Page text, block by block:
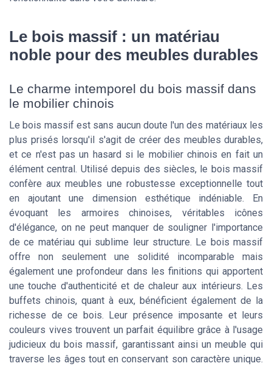
Le bois massif : un matériau
noble pour des meubles durables
Le charme intemporel du bois massif dans
le mobilier chinois
Le bois massif est sans aucun doute l'un des matériaux les
plus prisés lorsqu'il s'agit de créer des meubles durables,
et ce n'est pas un hasard si le mobilier chinois en fait un
élément central. Utilisé depuis des siècles, le bois massif
confère aux meubles une robustesse exceptionnelle tout
en ajoutant une dimension esthétique indéniable. En
évoquant les armoires chinoises, véritables icônes
d'élégance, on ne peut manquer de souligner l'importance
de ce matériau qui sublime leur structure. Le bois massif
offre non seulement une solidité incomparable mais
également une profondeur dans les finitions qui apportent
une touche d'authenticité et de chaleur aux intérieurs. Les
buffets chinois, quant à eux, bénéficient également de la
richesse de ce bois. Leur présence imposante et leurs
couleurs vives trouvent un parfait équilibre grâce à l'usage
judicieux du bois massif, garantissant ainsi un meuble qui
traverse les âges tout en conservant son caractère unique.